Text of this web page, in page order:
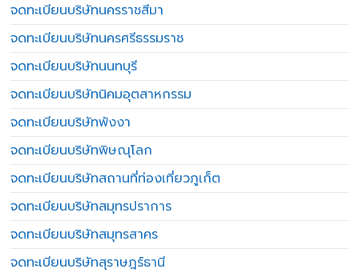
จดทะเบียนบริษัทนครราชสีมา
จดทะเบียนบริษัทนครศรีธรรมราช
จดทะเบียนบริษัทนนทบุรี
จดทะเบียนบริษัทนิคมอุตสาหกรรม
จดทะเบียนบริษัทพังงา
จดทะเบียนบริษัทพิษณุโลก
จดทะเบียนบริษัทสถานที่ท่องเที่ยวภูเก็ต
จดทะเบียนบริษัทสมุทรปราการ
จดทะเบียนบริษัทสมุทรสาคร
จดทะเบียนบริษัทสุราษฎร์ธานี